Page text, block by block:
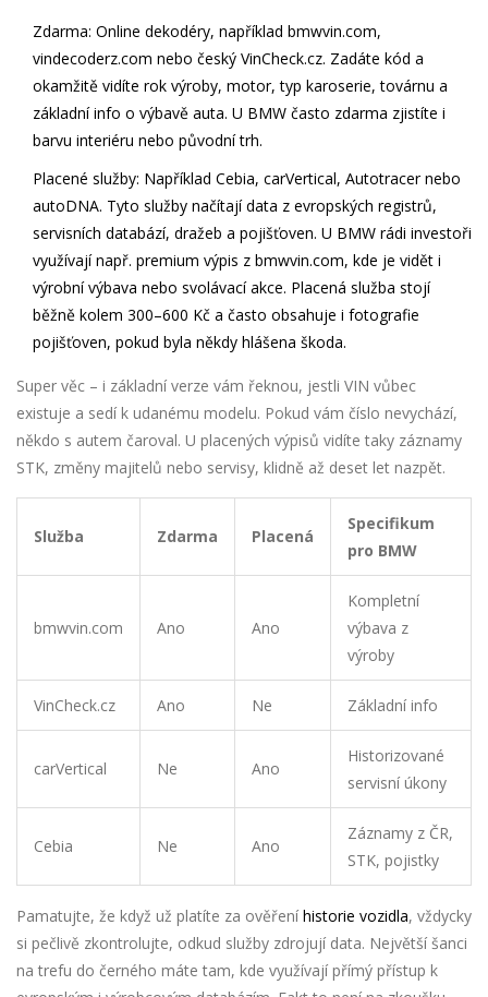
Zdarma: Online dekodéry, například bmwvin.com,
vindecoderz.com nebo český VinCheck.cz. Zadáte kód a
okamžitě vidíte rok výroby, motor, typ karoserie, továrnu a
základní info o výbavě auta. U BMW často zdarma zjistíte i
barvu interiéru nebo původní trh.
Placené služby: Například Cebia, carVertical, Autotracer nebo
autoDNA. Tyto služby načítají data z evropských registrů,
servisních databází, dražeb a pojišťoven. U BMW rádi investoři
využívají např. premium výpis z bmwvin.com, kde je vidět i
výrobní výbava nebo svolávací akce. Placená služba stojí
běžně kolem 300–600 Kč a často obsahuje i fotografie
pojišťoven, pokud byla někdy hlášena škoda.
Super věc – i základní verze vám řeknou, jestli VIN vůbec
existuje a sedí k udanému modelu. Pokud vám číslo nevychází,
někdo s autem čaroval. U placených výpisů vidíte taky záznamy
STK, změny majitelů nebo servisy, klidně až deset let nazpět.
Služba Zdarma Placená
Specifikum
pro BMW
bmwvin.com Ano Ano
Kompletní
výbava z
výroby
VinCheck.cz Ano Ne Základní info
carVertical Ne Ano
Historizované
servisní úkony
Cebia Ne Ano
Záznamy z ČR,
STK, pojistky
Pamatujte, že když už platíte za ověření historie vozidla, vždycky
si pečlivě zkontrolujte, odkud služby zdrojují data. Největší šanci
na trefu do černého máte tam, kde využívají přímý přístup k